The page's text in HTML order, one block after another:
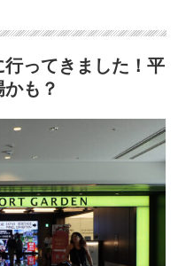
ってきました！平
も？